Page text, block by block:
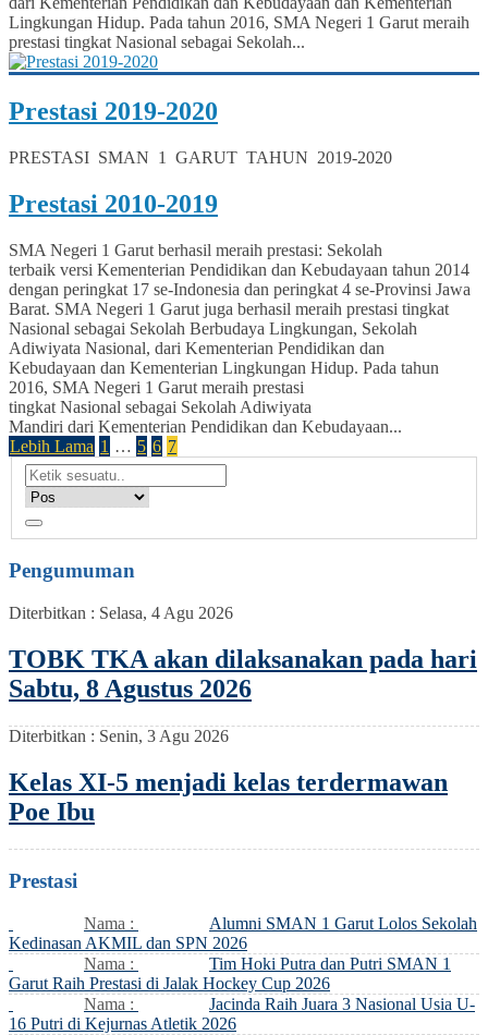
Lingkungan Hidup. Pada tahun 2016, SMA Negeri 1 Garut meraih
prestasi tingkat Nasional sebagai Sekolah...
Prestasi 2019-2020
PRESTASI SMAN 1 GARUT TAHUN 2019-2020
Prestasi 2010-2019
SMA Negeri 1 Garut berhasil meraih prestasi: Sekolah
terbaik versi Kementerian Pendidikan dan Kebudayaan tahun 2014
dengan peringkat 17 se-Indonesia dan peringkat 4 se-Provinsi Jawa
Barat. SMA Negeri 1 Garut juga berhasil meraih prestasi tingkat
Nasional sebagai Sekolah Berbudaya Lingkungan, Sekolah
Adiwiyata Nasional, dari Kementerian Pendidikan dan
Kebudayaan dan Kementerian Lingkungan Hidup. Pada tahun
2016, SMA Negeri 1 Garut meraih prestasi
tingkat Nasional sebagai Sekolah Adiwiyata
Mandiri dari Kementerian Pendidikan dan Kebudayaan...
Lebih Lama 1 … 5 6 7
Pengumuman
Diterbitkan : Selasa, 4 Agu 2026
TOBK TKA akan dilaksanakan pada hari
Sabtu, 8 Agustus 2026
Diterbitkan : Senin, 3 Agu 2026
Kelas XI-5 menjadi kelas terdermawan
Poe Ibu
Prestasi
Nama :
Alumni SMAN 1 Garut Lolos Sekolah
Kedinasan AKMIL dan SPN 2026
Nama :
Tim Hoki Putra dan Putri SMAN 1
Garut Raih Prestasi di Jalak Hockey Cup 2026
Nama :
Jacinda Raih Juara 3 Nasional Usia U-
16 Putri di Kejurnas Atletik 2026